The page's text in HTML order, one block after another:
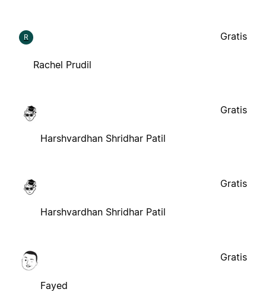
R
Rachel Prudil
Gratis
Harshvardhan Shridhar Patil
Gratis
Harshvardhan Shridhar Patil
Gratis
Fayed
Gratis